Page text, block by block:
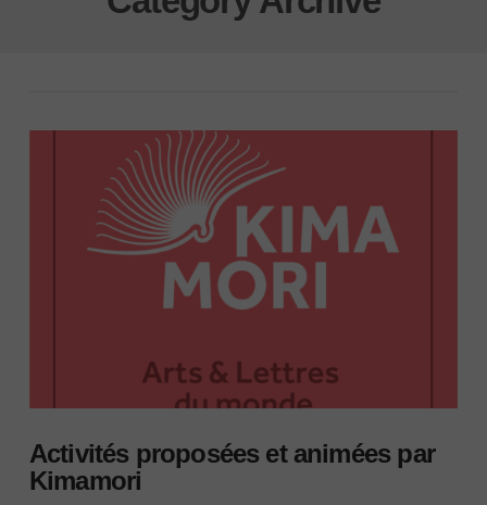
Activités proposées et animées par
Kimamori